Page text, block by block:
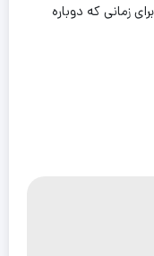
زمانی که دوباره